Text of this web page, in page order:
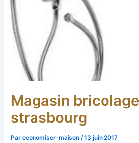
Magasin bricolage
strasbourg
Pareconomiser-maison/13 juin 2017